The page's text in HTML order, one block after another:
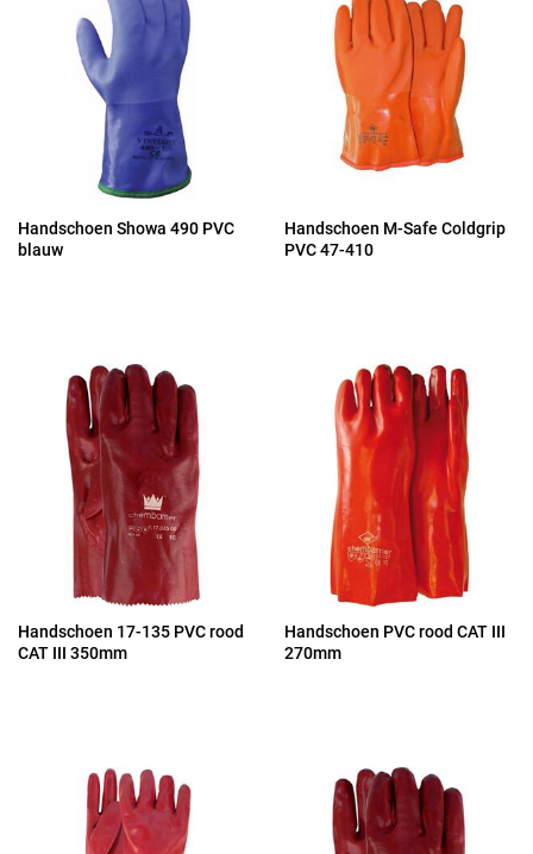
Handschoen Showa 490 PVC
blauw
Handschoen M-Safe Coldgrip
PVC 47-410
Handschoen 17-135 PVC rood
CAT III 350mm
Handschoen PVC rood CAT III
270mm